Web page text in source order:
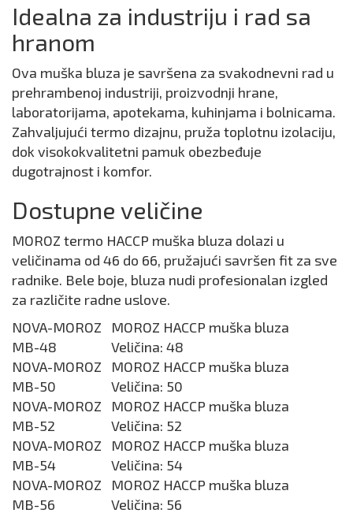
Idealna za industriju i rad sa
hranom
Ova muška bluza je savršena za svakodnevni rad u
prehrambenoj industriji, proizvodnji hrane,
laboratorijama, apotekama, kuhinjama i bolnicama.
Zahvaljujući termo dizajnu, pruža toplotnu izolaciju,
dok visokokvalitetni pamuk obezbeđuje
dugotrajnost i komfor.
Dostupne veličine
MOROZ termo HACCP muška bluza dolazi u
veličinama od 46 do 66, pružajući savršen fit za sve
radnike. Bele boje, bluza nudi profesionalan izgled
za različite radne uslove.
NOVA-MOROZ
MB-48
MOROZ HACCP muška bluza
Veličina: 48
NOVA-MOROZ
MB-50
MOROZ HACCP muška bluza
Veličina: 50
NOVA-MOROZ
MB-52
MOROZ HACCP muška bluza
Veličina: 52
NOVA-MOROZ
MB-54
MOROZ HACCP muška bluza
Veličina: 54
NOVA-MOROZ
MB-56
MOROZ HACCP muška bluza
Veličina: 56